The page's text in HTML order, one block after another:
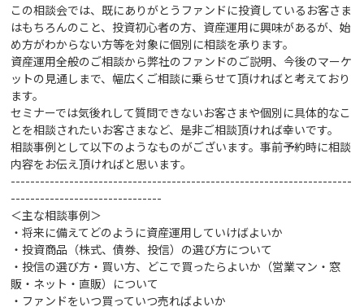
この相談会では、既にありがとうファンドに投資しているお客さま
はもちろんのこと、投資初心者の方、資産運用に興味があるが、始
め方がわからない方等を対象に個別に相談を承ります。
資産運用全般のご相談から弊社のファンドのご説明、今後のマーケ
ットの見通しまで、幅広くご相談に乗らせて頂ければと考えており
ます。
セミナーでは気後れして質問できないお客さまや個別に具体的なこ
とを相談されたいお客さまなど、是非ご相談頂ければ幸いです。
相談事例として以下のようなものがございます。事前予約時に相談
内容をお伝え頂ければと思います。
----------------------------------------------------------------------
-------------------------------
＜主な相談事例＞
・将来に備えてどのように資産運用していけばよいか
・投資商品（株式、債券、投信）の選び方について
・投信の選び方・買い方、どこで買ったらよいか（営業マン・窓
販・ネット・直販）について
・ファンドをいつ買っていつ売ればよいか